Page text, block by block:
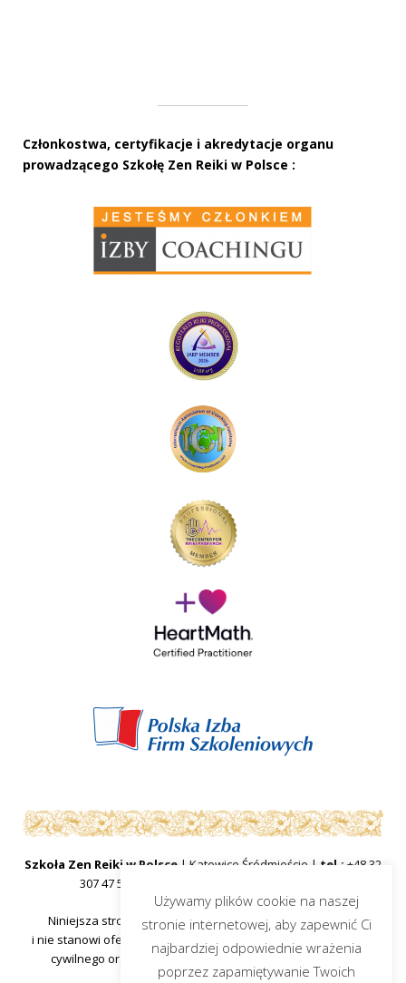
Członkostwa, certyfikacje i akredytacje organu
prowadzącego Szkołę Zen Reiki w Polsce :
Szkoła Zen Reiki w Polsce | Katowice Śródmieście | tel.: +48 32
307 47 57
Niniejsza strona internetowa ma charakter informacyjny
i nie stanowi oferty handlowej w rozumieniu art.66 §1 kodeksu
cywilnego oraz innych właściwych przepisów prawnych.
Używamy plików cookie na naszej
stronie internetowej, aby zapewnić Ci
najbardziej odpowiednie wrażenia
poprzez zapamiętywanie Twoich